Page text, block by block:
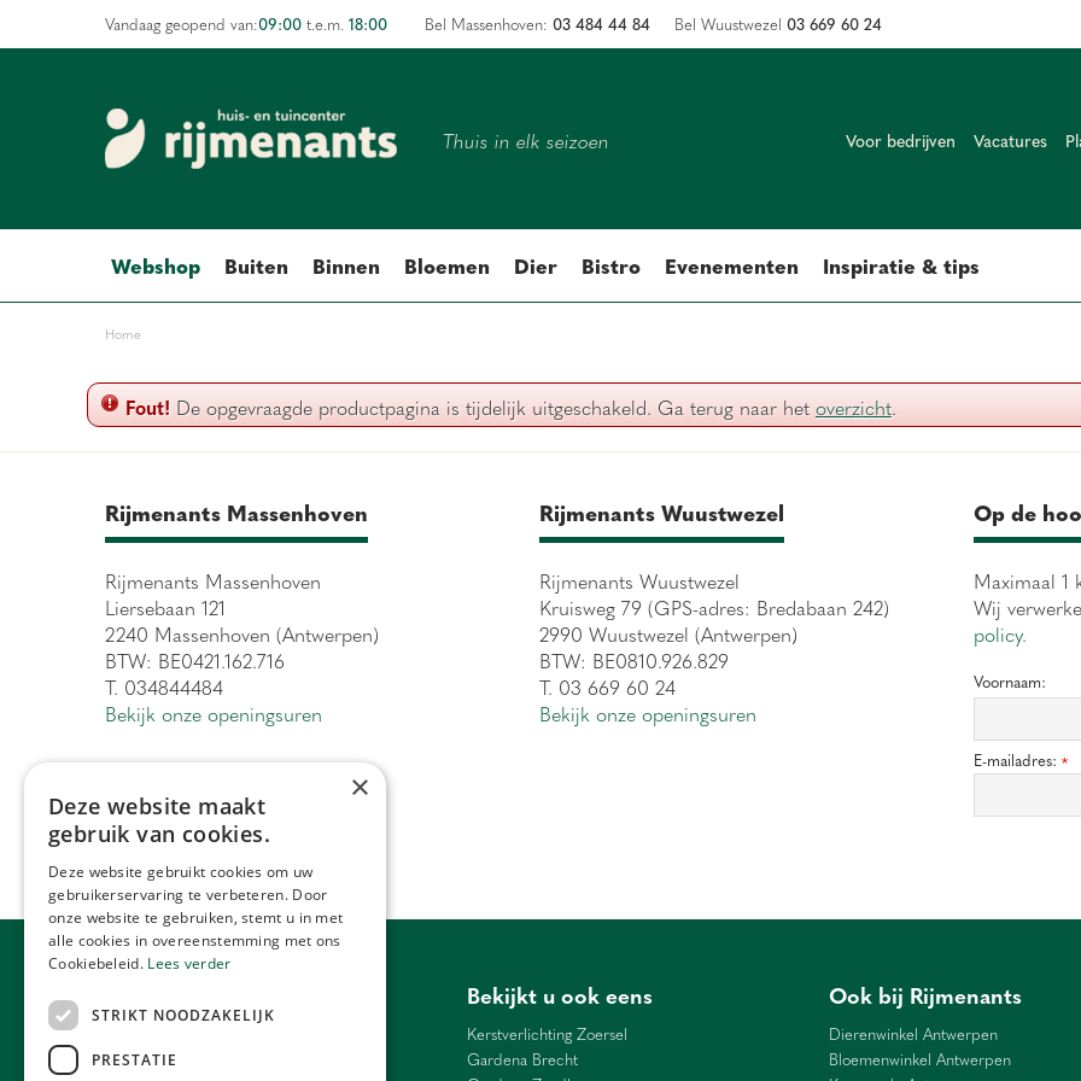
Home
Vandaag geopend van:09:00 t.e.m. 18:00
Thuis in elk seizoen Voor bedrijven Vacatures
Webshop Buiten Binnen Bloemen Dier Bistro Evenementen Inspiratie & tips
Bel Massenhoven: 03 484 44 84 Bel Wuustwezel 03 669 60 24
Fout! De opgevraagde productpagina is tijdelijk uitgeschakeld. Ga terug naar het overzicht.
Rijmenants Massenhoven
Rijmenants Massenhoven
Liersebaan 121
2240 Massenhoven (Antwerpen)
BTW: BE0421.162.716
T. 034844484
Bekijk onze openingsuren
Rijmenants Wuustwezel
Rijmenants Wuustwezel
Kruisweg 79 (GPS-adres: Bredabaan 242)
2990 Wuustwezel (Antwerpen)
BTW: BE0810.926.829
T. 03 669 60 24
Bekijk onze openingsuren
Op de
Maximaal 1
Wij
policy.
Voornaam:
E-mailadres: *
Bloemen Antwerpen
Bekijkt u ook eens
Kerstverlichting Zoersel
Gardena Brecht
Ook bij Rijmenants
Dierenwinkel Antwerpen
Bloemenwinkel Antwerpen
×
Deze website maakt
gebruik van cookies.
Deze website gebruikt cookies om uw
gebruikerservaring te verbeteren. Door
onze website te gebruiken, stemt u in met
alle cookies in overeenstemming met ons
Cookiebeleid. Lees verder
STRIKT NOODZAKELIJK
PRESTATIE